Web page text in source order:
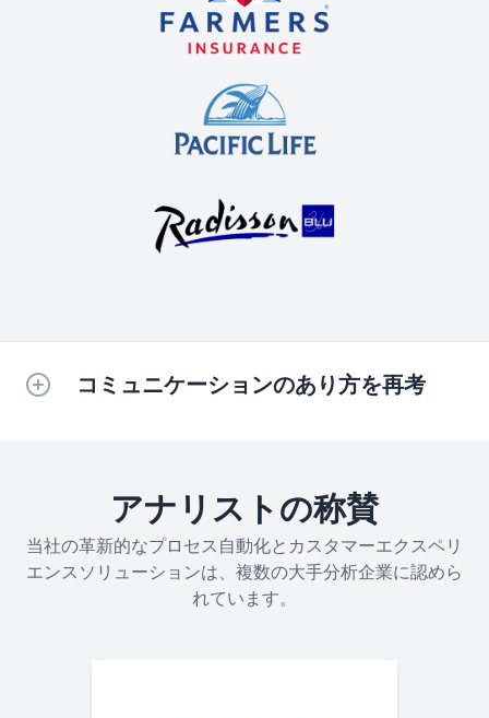
コミュニケーションのあり方を再考
アナリストの称賛
当社の革新的なプロセス自動化とカスタマーエクスペリ
エンスソリューションは、複数の大手分析企業に認めら
れています。